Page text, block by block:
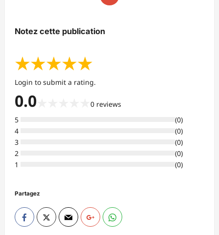
Notez cette publication
★★★★★
Login to submit a rating.
0.0 0 reviews
5
(0)
4
(0)
3
(0)
2
(0)
1
(0)
Partagez